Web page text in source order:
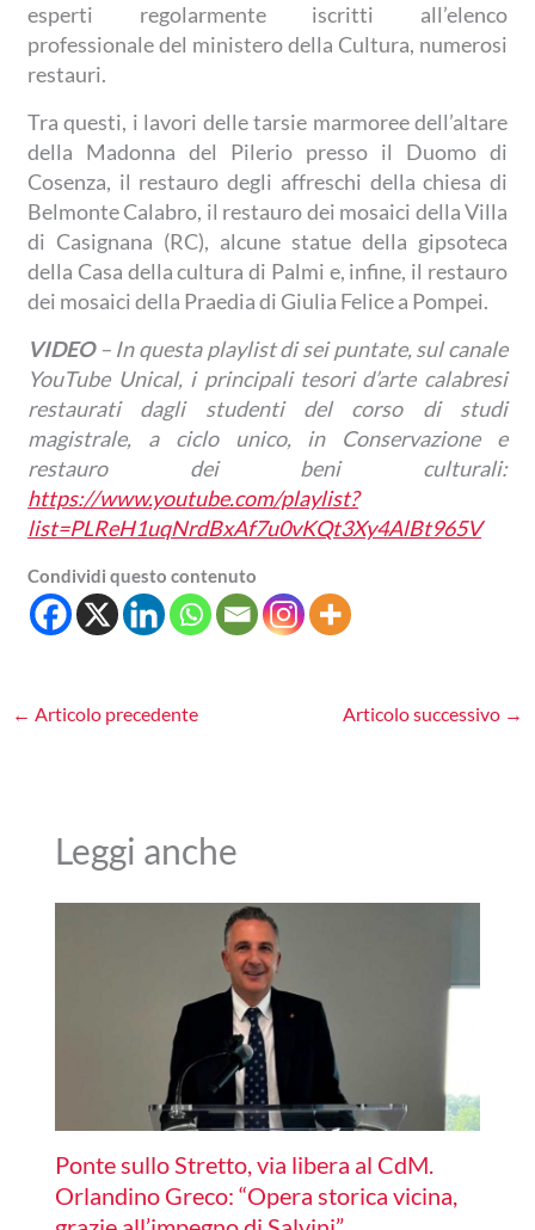
esperti regolarmente iscritti all’elenco
professionale del ministero della Cultura, numerosi
restauri.
Tra questi, i lavori delle tarsie marmoree dell’altare
della Madonna del Pilerio presso il Duomo di
Cosenza, il restauro degli affreschi della chiesa di
Belmonte Calabro, il restauro dei mosaici della Villa
di Casignana (RC), alcune statue della gipsoteca
della Casa della cultura di Palmi e, infine, il restauro
dei mosaici della Praedia di Giulia Felice a Pompei.
VIDEO– In questa playlist di sei puntate, sul canale
YouTube Unical, i principali tesori d’arte calabresi
restaurati dagli studenti del corso di studi
magistrale, a ciclo unico, in Conservazione e
restauro dei beni culturali:
https://www.youtube.com/playlist?
list=PLReH1uqNrdBxAf7u0vKQt3Xy4AlBt965V
Condividi questo contenuto
← Articolo precedente Articolo successivo →
Leggi anche
Ponte sullo Stretto, via libera al CdM.
Orlandino Greco: “Opera storica vicina,